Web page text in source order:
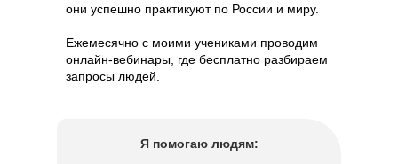
они успешно практикуют по России и миру.
Ежемесячно с моими учениками проводим
онлайн-вебинары, где бесплатно разбираем
запросы людей.
Я помогаю людям: